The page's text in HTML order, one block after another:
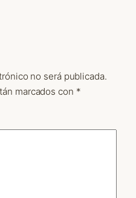
no será publicada.
marcados con *